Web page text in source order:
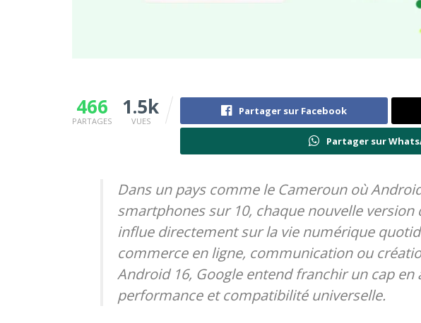
466
PARTAGES
1.5k
VUES
Partager sur Facebook
Partager sur
Dans un pays comme le Cameroun où
smartphones sur 10, chaque nouvelle version
influe directement sur la vie numérique
commerce en ligne, communication ou
Android 16, Google entend franchir un cap
performance et compatibilité universelle.